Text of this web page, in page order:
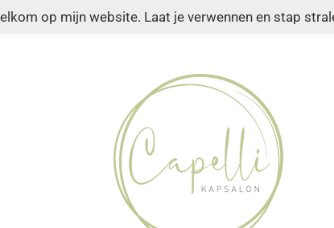
op mijn website. Laat je verwennen en stap